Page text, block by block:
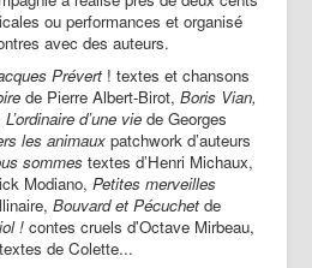
ou performances et organisé
avec des auteurs.
Prévert ! textes et chansons
de Pierre Albert-Birot, Boris Vian,
L’ordinaire d’une vie de Georges
les animaux patchwork d’auteurs
sommes textes d’Henri Michaux,
Modiano, Petites merveilles
Bouvard et Pécuchet de
! contes cruels d'Octave Mirbeau,
textes de Colette...